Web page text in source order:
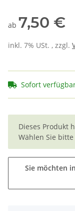
ab 7,50 €
inkl. 7% USt. , zzgl.
Sofort
x
Dieses Produkt
Wählen Sie
Sie möchten